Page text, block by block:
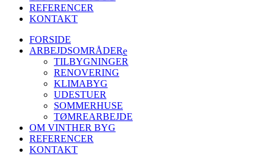
REFERENCER
KONTAKT
FORSIDE
ARBEJDSOMRÅDER
TILBYGNINGER
RENOVERING
KLIMABYG
UDESTUER
SOMMERHUSE
TØMREARBEJDE
OM VINTHER BYG
REFERENCER
KONTAKT